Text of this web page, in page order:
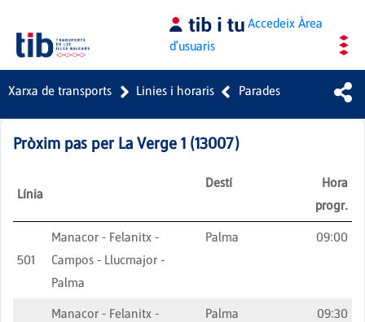
AccedeixÀrea
d'usuaris
Xarxa de transports Linies i horaris Parades
Pròxim pas per La Verge 1 (13007)
Línia
Destí
Hora
progr.
501
Manacor - Felanitx -
Campos - Llucmajor -
Palma
Palma 09:00
Manacor - Felanitx -
Palma 09:30